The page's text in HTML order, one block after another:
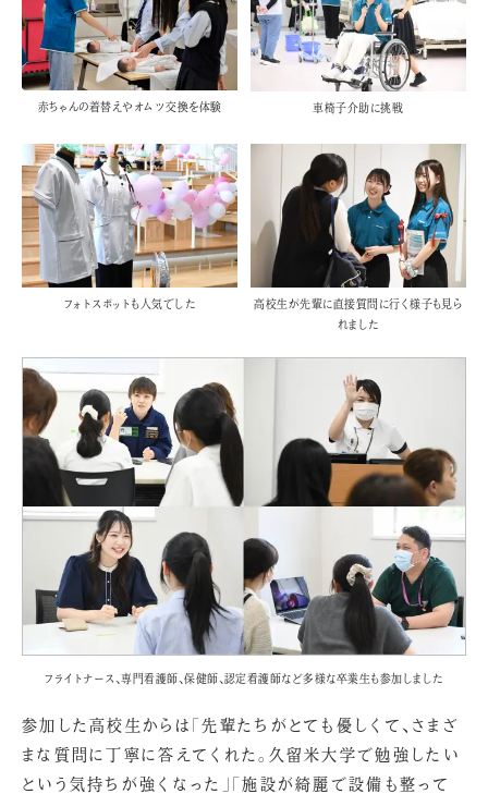
赤ちゃんの着替えやオムツ交換を体験 車椅子介助に挑戦
フォトスポットも人気でした
高校生が先輩に直接質問に行く様子も見ら
れました
フライトナース、専門看護師、保健師、認定看護師など多様な卒業生も参加しました
参加した高校生からは「先輩たちがとても優しくて、さまざ
まな質問に丁寧に答えてくれた。久留米大学で勉強したい
という気持ちが強くなった」「施設が綺麗で設備も整って